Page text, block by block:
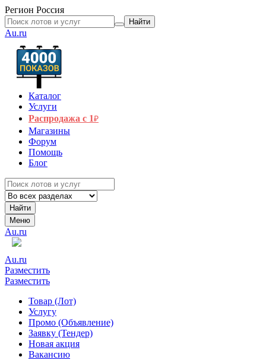
Регион Россия
Найти
Au.ru
Каталог
Услуги
Распродажа с 1₽
Магазины
Форум
Помощь
Блог
Найти
Меню
Au.ru
Au.ru
Разместить
Разместить
Товар (Лот)
Услугу
Промо (Объявление)
Заявку (Тендер)
Новая акция
Вакансию